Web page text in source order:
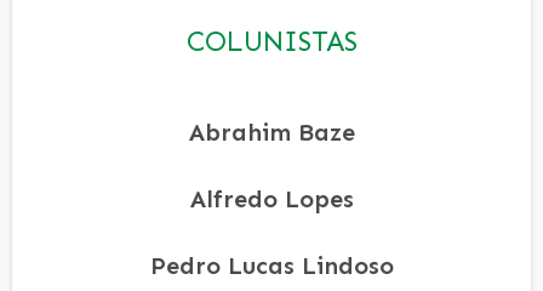
COLUNISTAS
Abrahim Baze
Alfredo Lopes
Pedro Lucas Lindoso